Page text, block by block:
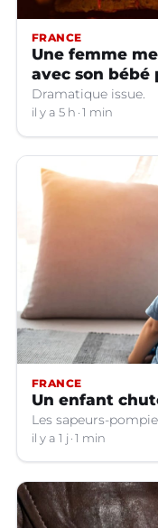
FRANCE
Une femme
avec son bébé
Dramatique issue.
il y a 5 h 1 min
FRANCE
Un enfant
Les sapeurs-
il y a 1 j 1 min